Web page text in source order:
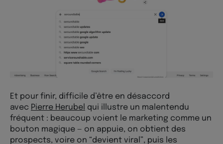
Et pour finir, difficile d’être en désaccord
avec Pierre Herubel qui illustre un malentendu
fréquent : beaucoup voient le marketing comme un
bouton magique — on appuie, on obtient des
prospects, voire on “devient viral”, puis les